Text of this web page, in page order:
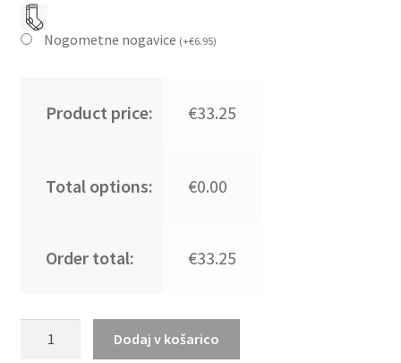
Nogometne nogavice (+€6.95)
Product price: €33.25
Total options: €0.00
Order total: €33.25
Dodaj v košarico